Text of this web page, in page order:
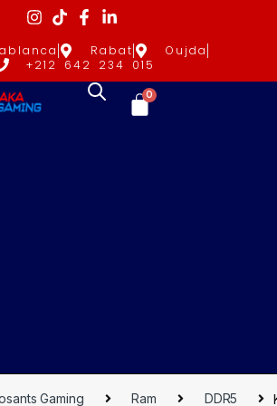
Rabat
Oujda
+212 642 234 015
0
Gaming Ram DDR5